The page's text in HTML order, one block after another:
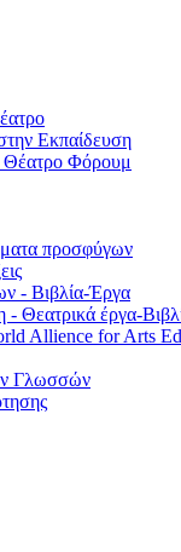
Εκπαίδευση
Θέατρο Φόρουμ
προσφύγων
- Βιβλία-Έργα
- Θεατρικά έργα-
Allience for Arts
Γλωσσών